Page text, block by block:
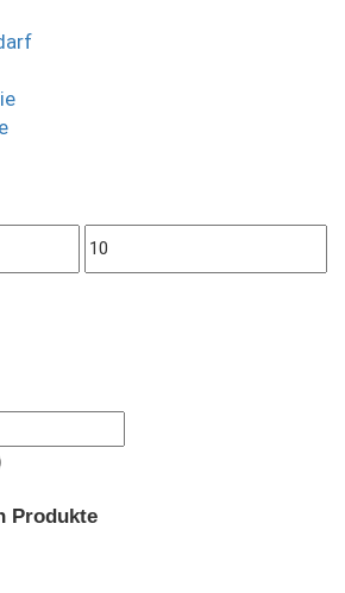
Max.
Produkte